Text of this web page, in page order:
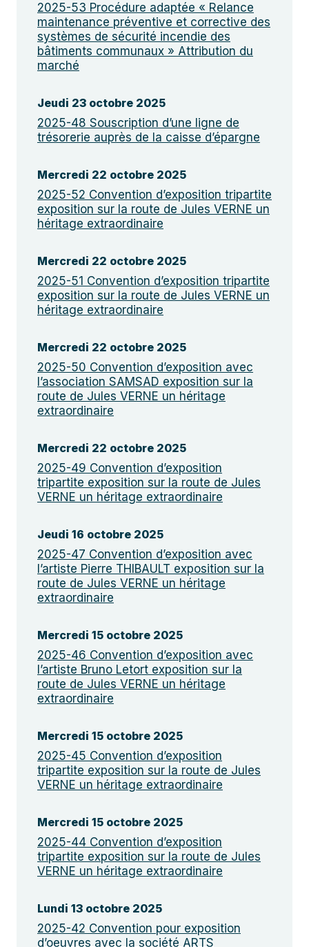
2025-53 Procédure adaptée « Relance
maintenance préventive et corrective des
systèmes de sécurité incendie des
bâtiments communaux » Attribution du
marché
Jeudi 23 octobre 2025
2025-48 Souscription d’une ligne de
trésorerie auprès de la caisse d’épargne
Mercredi 22 octobre 2025
2025-52 Convention d’exposition tripartite
exposition sur la route de Jules VERNE un
héritage extraordinaire
Mercredi 22 octobre 2025
2025-51 Convention d’exposition tripartite
exposition sur la route de Jules VERNE un
héritage extraordinaire
Mercredi 22 octobre 2025
2025-50 Convention d’exposition avec
l’association SAMSAD exposition sur la
route de Jules VERNE un héritage
extraordinaire
Mercredi 22 octobre 2025
2025-49 Convention d’exposition
tripartite exposition sur la route de Jules
VERNE un héritage extraordinaire
Jeudi 16 octobre 2025
2025-47 Convention d’exposition avec
l’artiste Pierre THIBAULT exposition sur la
route de Jules VERNE un héritage
extraordinaire
Mercredi 15 octobre 2025
2025-46 Convention d’exposition avec
l’artiste Bruno Letort exposition sur la
route de Jules VERNE un héritage
extraordinaire
Mercredi 15 octobre 2025
2025-45 Convention d’exposition
tripartite exposition sur la route de Jules
VERNE un héritage extraordinaire
Mercredi 15 octobre 2025
2025-44 Convention d’exposition
tripartite exposition sur la route de Jules
VERNE un héritage extraordinaire
Lundi 13 octobre 2025
2025-42 Convention pour exposition
d’oeuvres avec la société ARTS